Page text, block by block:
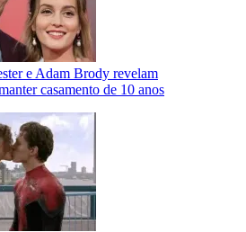
e Adam Brody revelam
casamento de 10 anos